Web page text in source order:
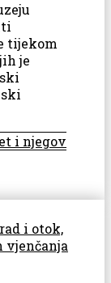
tijekom
je
i njegov
i otok,
vjenčanja